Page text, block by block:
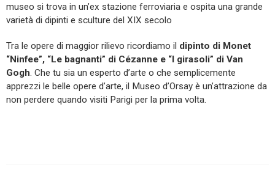
museo si trova in un’ex stazione ferroviaria e ospita una grande
varietà di dipinti e sculture del XIX secolo
Tra le opere di maggior rilievo ricordiamo il dipinto di Monet
“Ninfee”, “Le bagnanti” di Cézanne e “I girasoli” di Van
Gogh. Che tu sia un esperto d’arte o che semplicemente
apprezzi le belle opere d’arte, il Museo d’Orsay è un’attrazione da
non perdere quando visiti Parigi per la prima volta.